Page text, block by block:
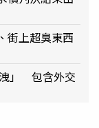
街上超臭東西
洩」 包含外交